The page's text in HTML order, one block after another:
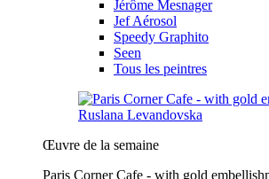
Jérôme Mesnager
Jef Aérosol
Speedy Graphito
Seen
Tous les peintres
Œuvre de la semaine
Paris Corner Cafe - with gold